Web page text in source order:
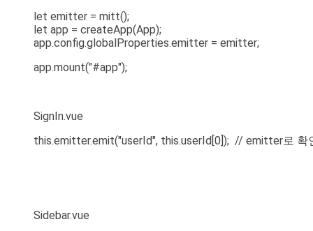
let emitter = mitt();
let app = createApp(App);
app.config.globalProperties.emitter = emitter;
app.mount("#app");
SignIn.vue
this.emitter.emit("userId", this.userId[0]); // emitter로 확
Sidebar.vue